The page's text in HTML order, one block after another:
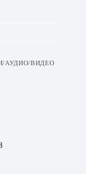
АУДИО/ВИДЕО